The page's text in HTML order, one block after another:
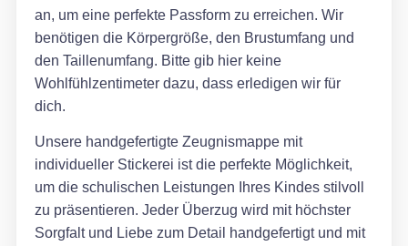
an, um eine perfekte Passform zu erreichen. Wir
benötigen die Körpergröße, den Brustumfang und
den Taillenumfang. Bitte gib hier keine
Wohlfühlzentimeter dazu, dass erledigen wir für
dich.
Unsere handgefertigte Zeugnismappe mit
individueller Stickerei ist die perfekte Möglichkeit,
um die schulischen Leistungen Ihres Kindes stilvoll
zu präsentieren. Jeder Überzug wird mit höchster
Sorgfalt und Liebe zum Detail handgefertigt und mit